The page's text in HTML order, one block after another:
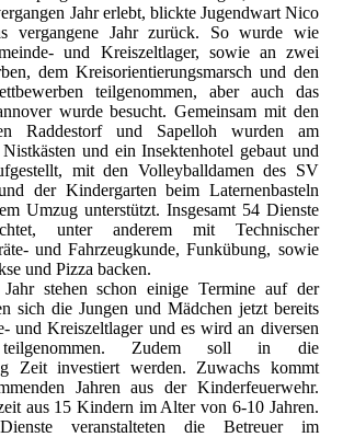
Jahr erlebt, blickte Jugendwart Nico
vergangene Jahr zurück. So wurde wie
und Kreiszeltlager, sowie an zwei
dem Kreisorientierungsmarsch und den
teilgenommen, aber auch das
wurde besucht. Gemeinsam mit den
Raddestorf und Sapelloh wurden am
und ein Insektenhotel gebaut und
mit den Volleyballdamen des SV
der Kindergarten beim Laternenbasteln
Umzug unterstützt. Insgesamt 54 Dienste
unter anderem mit Technischer
und Fahrzeugkunde, Funkübung, sowie
und Pizza backen.
stehen schon einige Termine auf der
sich die Jungen und Mädchen jetzt bereits
und Kreiszeltlager und es wird an diversen
teilgenommen. Zudem soll in die
Zeit investiert werden. Zuwachs kommt
Jahren aus der Kinderfeuerwehr.
aus 15 Kindern im Alter von 6-10 Jahren.
veranstalteten die Betreuer im